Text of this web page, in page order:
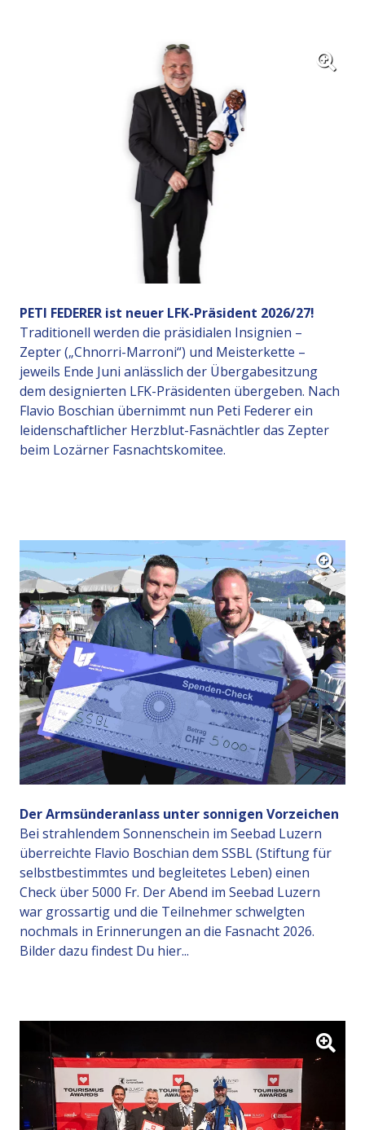
PETI FEDERER ist neuer LFK-Präsident 2026/27!
Traditionell werden die präsidialen Insignien –
Zepter („Chnorri-Marroni“) und Meisterkette –
jeweils Ende Juni anlässlich der Übergabesitzung
dem designierten LFK-Präsidenten übergeben. Nach
Flavio Boschian übernimmt nun Peti Federer ein
leidenschaftlicher Herzblut-Fasnächtler das Zepter
beim Lozärner Fasnachtskomitee.
Der Armsünderanlass unter sonnigen Vorzeichen
Bei strahlendem Sonnenschein im Seebad Luzern
überreichte Flavio Boschian dem SSBL (Stiftung für
selbstbestimmtes und begleitetes Leben) einen
Check über 5000 Fr. Der Abend im Seebad Luzern
war grossartig und die Teilnehmer schwelgten
nochmals in Erinnerungen an die Fasnacht 2026.
Bilder dazu findest Du hier...